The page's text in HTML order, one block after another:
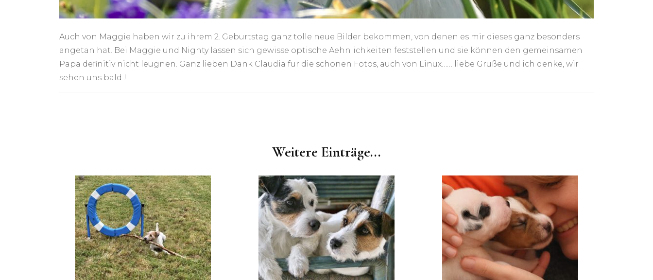
Auch von Maggie haben wir zu ihrem 2. Geburtstag ganz tolle neue Bilder bekommen, von denen es mir dieses ganz besonders
angetan hat. Bei Maggie und Nighty lassen sich gewisse optische Aehnlichkeiten feststellen und sie können den gemeinsamen
Papa definitiv nicht leugnen. Ganz lieben Dank Claudia für die schönen Fotos, auch von Linux…… liebe Grüße und ich denke, wir
sehen uns bald !
Weitere Einträge...